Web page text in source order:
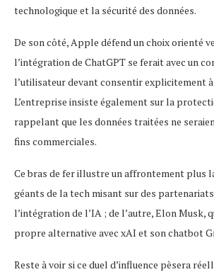
technologique et la sécurité des données.
De son côté, Apple défend un choix orienté
l’intégration de ChatGPT se ferait avec un
l’utilisateur devant consentir explicitement à
L’entreprise insiste également sur la
rappelant que les données traitées ne
fins commerciales.
Ce bras de fer illustre un affrontement plus
géants de la tech misant sur des
l’intégration de l’IA ; de l’autre, Elon Musk,
propre alternative avec xAI et son chatbot
Reste à voir si ce duel d’influence pèsera